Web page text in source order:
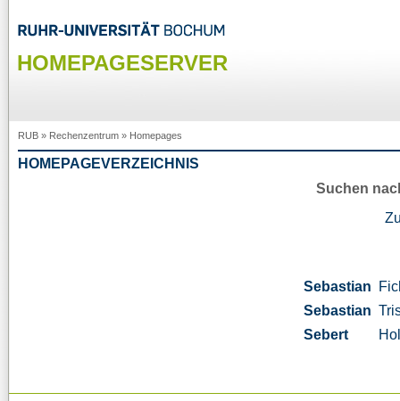
HOMEPAGESERVER
RUB » Rechenzentrum » Homepages
HOMEPAGEVERZEICHNIS
Suchen
Sebastian
Sebastian
Sebert